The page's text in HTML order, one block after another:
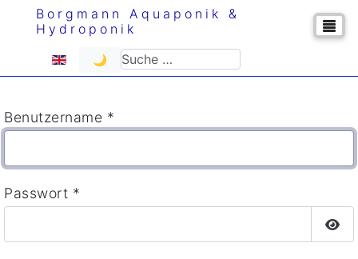
Borgmann Aquaponik &
Hydroponik
Sprache auswählen
🌙 Suchen
Benutzername *
Passwort *